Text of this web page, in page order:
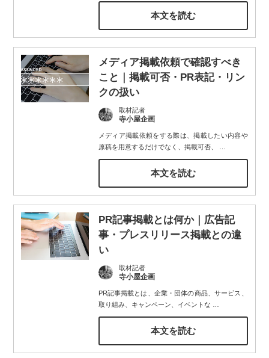
本文を読む
メディア掲載依頼で確認すべき
こと｜掲載可否・PR表記・リン
クの扱い
取材記者
寺小屋企画
メディア掲載依頼をする際は、掲載したい内容や
原稿を用意するだけでなく、掲載可否、
本文を読む
PR記事掲載とは何か｜広告記
事・プレスリリース掲載との違
い
取材記者
寺小屋企画
PR記事掲載とは、企業・団体の商品、サービス、
取り組み、キャンペーン、イベントな
本文を読む